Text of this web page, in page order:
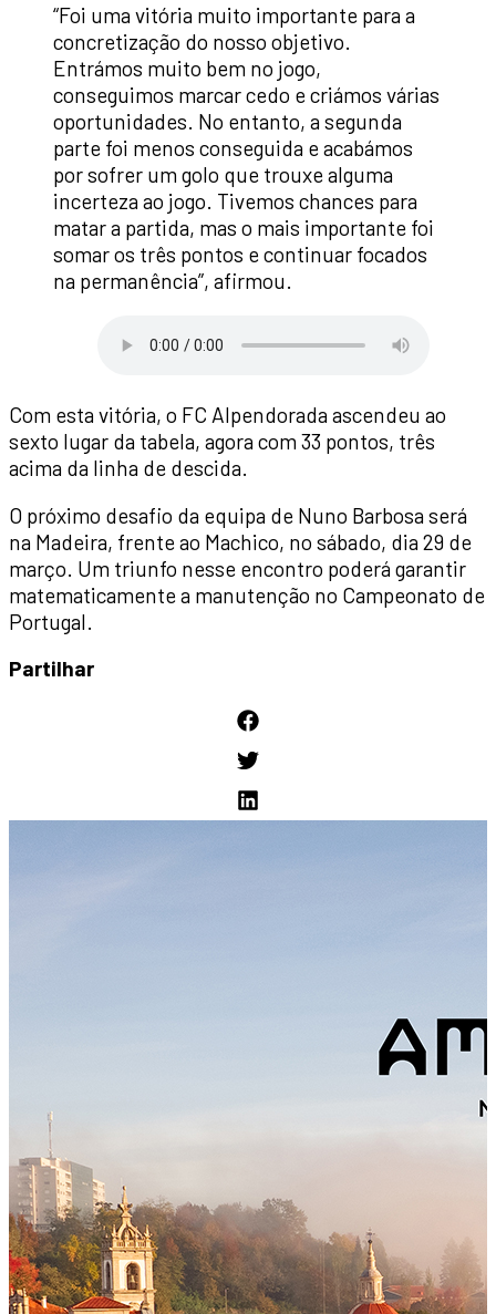
“Foi uma vitória muito importante para a
concretização do nosso objetivo.
Entrámos muito bem no jogo,
conseguimos marcar cedo e criámos várias
oportunidades. No entanto, a segunda
parte foi menos conseguida e acabámos
por sofrer um golo que trouxe alguma
incerteza ao jogo. Tivemos chances para
matar a partida, mas o mais importante foi
somar os três pontos e continuar focados
na permanência”, afirmou.
Com esta vitória, o FC Alpendorada ascendeu ao
sexto lugar da tabela, agora com 33 pontos, três
acima da linha de descida.
O próximo desafio da equipa de Nuno Barbosa será
na Madeira, frente ao Machico, no sábado, dia 29 de
março. Um triunfo nesse encontro poderá garantir
matematicamente a manutenção no Campeonato de
Portugal.
Partilhar